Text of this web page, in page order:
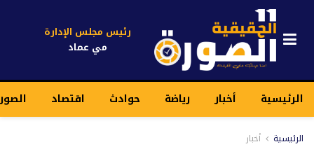
رئيس مجلس الإدارة
مي عماد
الرئيسية أخبار رياضة حوادث اقتصاد
الرئيسية أخبار